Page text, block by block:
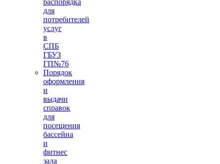
распорядка
для
потребителей
услуг
в
СПБ
ГБУЗ
ГП№76
Порядок
оформления
и
выдачи
справок
для
посещения
бассейна
и
фитнес
зала